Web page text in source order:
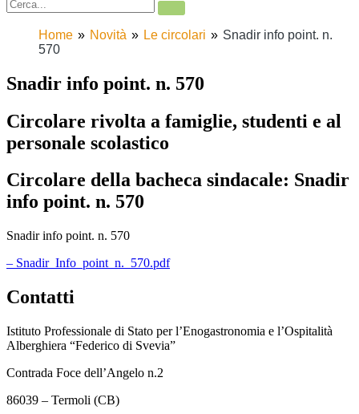
Home Novità Le circolari
Snadir info point. n.
570
Snadir info point. n. 570
Circolare rivolta a famiglie, studenti e al
personale scolastico
Circolare della bacheca sindacale: Snadir
info point. n. 570
Snadir info point. n. 570
– Snadir_Info_point_n._570.pdf
Contatti
Istituto Professionale di Stato per l’Enogastronomia e l’Ospitalità
Alberghiera “Federico di Svevia”
Contrada Foce dell’Angelo n.2
86039 – Termoli (CB)